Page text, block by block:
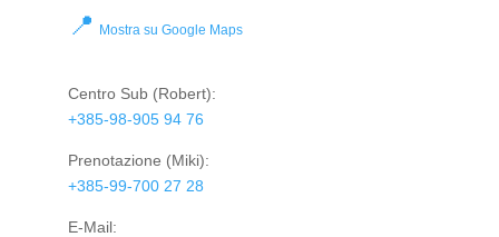
📍 Mostra su Google Maps
Centro Sub(Robert):
+385-98-905 94 76
Prenotazione (Miki):
+385-99-700 27 28
E-Mail: